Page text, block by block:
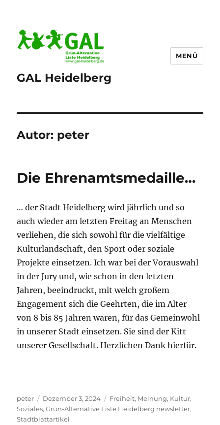
GAL Heidelberg
MENÜ
Autor: peter
Die Ehrenamtsmedaille…
… der Stadt Heidelberg wird jährlich und so
auch wieder am letzten Freitag an Menschen
verliehen, die sich sowohl für die vielfältige
Kulturlandschaft, den Sport oder soziale
Projekte einsetzen. Ich war bei der Vorauswahl
in der Jury und, wie schon in den letzten
Jahren, beeindruckt, mit welch großem
Engagement sich die Geehrten, die im Alter
von 8 bis 85 Jahren waren, für das Gemeinwohl
in unserer Stadt einsetzen. Sie sind der Kitt
unserer Gesellschaft. Herzlichen Dank hierfür.
Autor
peter
Veröffentlicht
am
Dezember 3, 2024 Kategorien
Freiheit, Meinung, Kultur,
Soziales,Grün-Alternative Liste Heidelberg newsletter,
Stadtblattartikel